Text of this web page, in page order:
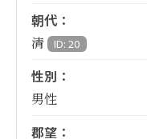
朝代：
清 ID: 20
性別：
男性
郡望：